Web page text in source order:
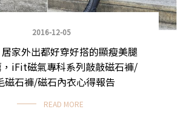
2016-12-05
居家外出都好穿好搭的顯瘦美腿
iFit磁氣專科系列敲敲磁石褲/
磁石褲/磁石內衣心得報告
READ MORE